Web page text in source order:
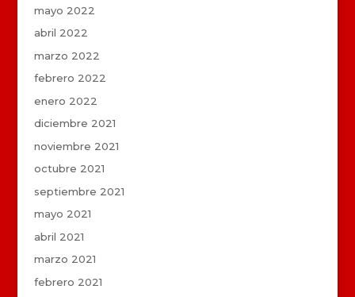
mayo 2022
abril 2022
marzo 2022
febrero 2022
enero 2022
diciembre 2021
noviembre 2021
octubre 2021
septiembre 2021
mayo 2021
abril 2021
marzo 2021
febrero 2021